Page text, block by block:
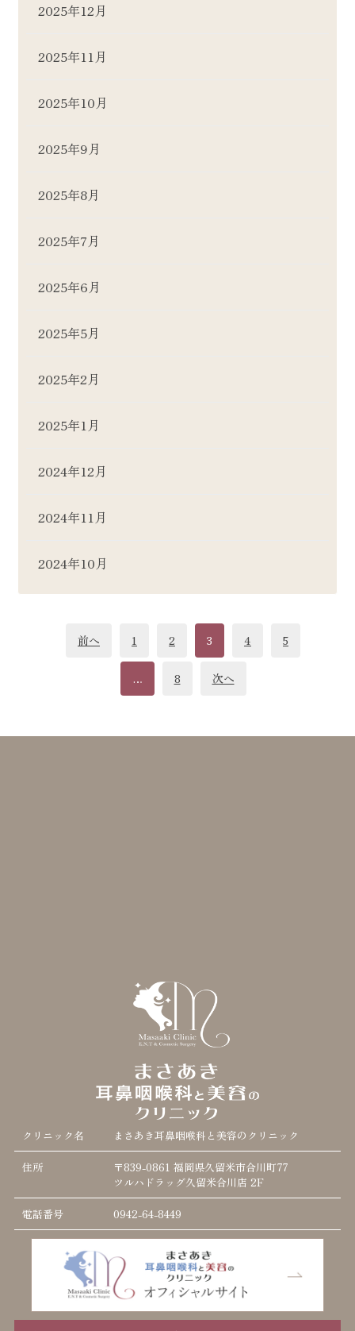
2025年12月
2025年11月
2025年10月
2025年9月
2025年8月
2025年7月
2025年6月
2025年5月
2025年2月
2025年1月
2024年12月
2024年11月
2024年10月
前へ 1 2 3 4 5
… 8 次へ
クリニック名 まさあき耳鼻咽喉科と美容のクリニック
住所
〒839-0861 福岡県久留米市合川町77
ツルハドラッグ久留米合川店 2F
電話番号 0942-64-8449